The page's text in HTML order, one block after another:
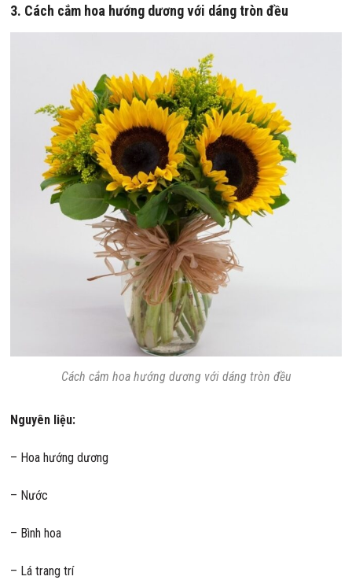
3. Cách cắm hoa hướng dương với dáng tròn đều
Cách cắm hoa hướng dương với dáng tròn đều
Nguyên liệu:
– Hoa hướng dương
– Nước
– Bình hoa
– Lá trang trí